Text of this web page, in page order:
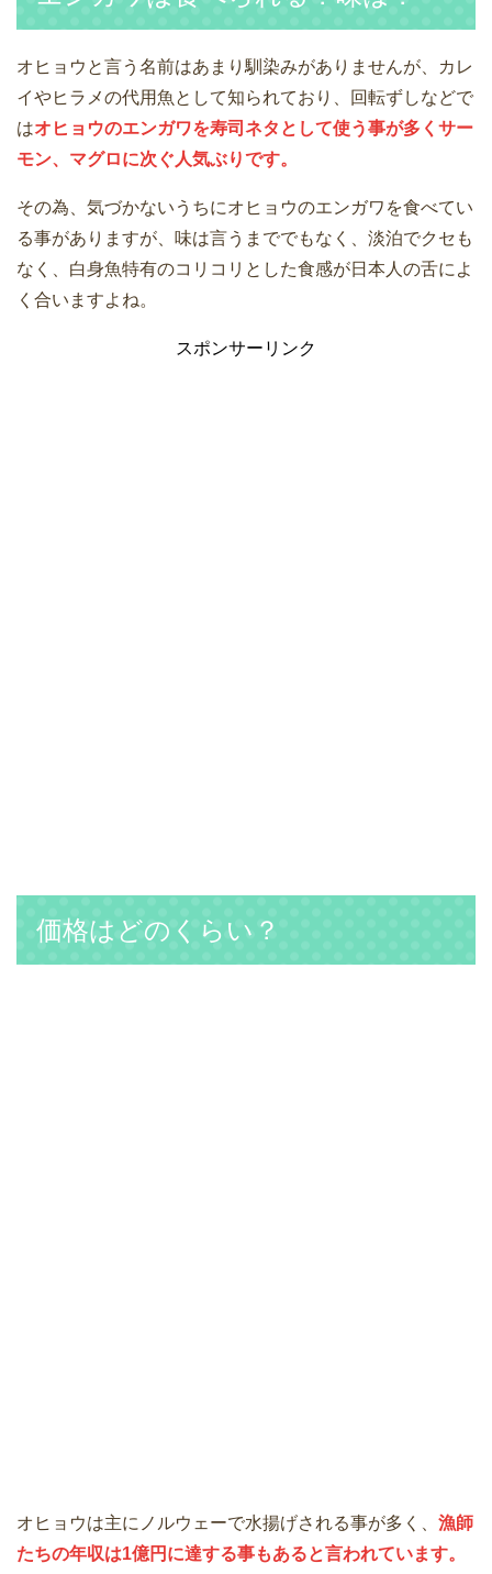
オヒョウと言う名前はあまり馴染みがありませんが、カレ
イやヒラメの代用魚として知られており、回転ずしなどで
はオヒョウのエンガワを寿司ネタとして使う事が多くサー
モン、マグロに次ぐ人気ぶりです。
その為、気づかないうちにオヒョウのエンガワを食べてい
る事がありますが、味は言うまででもなく、淡泊でクセも
なく、白身魚特有のコリコリとした食感が日本人の舌によ
く合いますよね。
スポンサーリンク
価格はどのくらい？
オヒョウは主にノルウェーで水揚げされる事が多く、 漁師
たちの年収は1億円に達する事もあると言われています。